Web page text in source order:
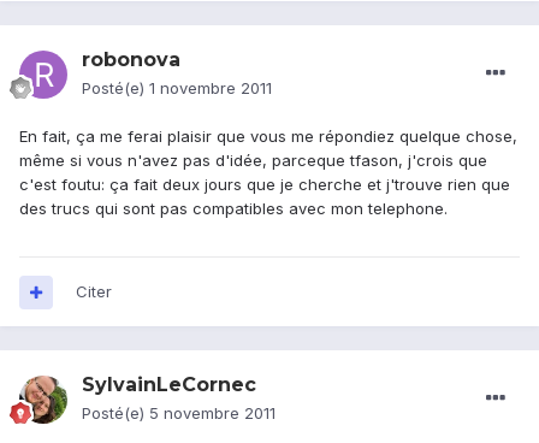
robonova
Posté(e) 1 novembre 2011
En fait, ça me ferai plaisir que vous me répondiez quelque chose,
même si vous n'avez pas d'idée, parceque tfason, j'crois que
c'est foutu: ça fait deux jours que je cherche et j'trouve rien que
des trucs qui sont pas compatibles avec mon telephone.
Citer
SylvainLeCornec
Posté(e) 5 novembre 2011